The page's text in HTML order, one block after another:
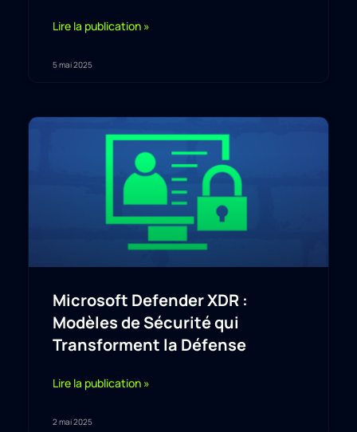
Lire la publication »
5 mai 2025
Microsoft Defender XDR :
Modèles de Sécurité qui
Transforment la Défense
Lire la publication »
2 mai 2025